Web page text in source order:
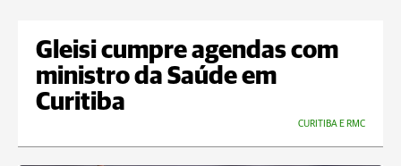
Gleisi cumpre agendas com
ministro da Saúde em
Curitiba
CURITIBA E RMC